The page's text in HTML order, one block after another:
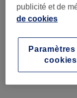
Filtrer les avis
Soin de
publicité et de
de cookies
Paramètres
cookies